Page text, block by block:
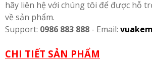
hãy liên hệ với chúng tôi để được hỗ
về sản phẩm.
Support: 0986 883 888 - Email:
CHI TIẾT SẢN PHẨM